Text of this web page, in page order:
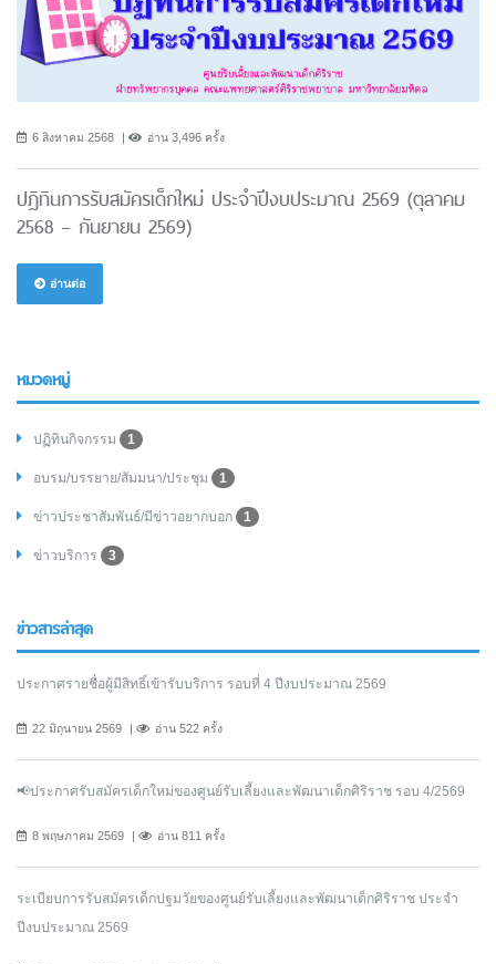
6 สิงหาคม 2568 อ่าน 3,496 ครั้ง
ปฏิทินการรับสมัครเด็กใหม่ ประจำปีงบประมาณ 2569 (ตุลาคม
2568 – กันยายน 2569)
อ่านต่อ
หมวดหมู่
ปฏิทินกิจกรรม 1
อบรม/บรรยาย/สัมมนา/ประชุม 1
ข่าวประชาสัมพันธ์/มีข่าวอยากบอก 1
ข่าวบริการ 3
ข่าวสารล่าสุด
ประกาศรายชื่อผู้มีสิทธิ์เข้ารับบริการ รอบที่ 4 ปีงบประมาณ 2569
22 มิถุนายน 2569 อ่าน 522 ครั้ง
📢ประกาศรับสมัครเด็กใหม่ของศูนย์รับเลี้ยงและพัฒนาเด็กศิริราช รอบ 4/2569
8 พฤษภาคม 2569 อ่าน 811 ครั้ง
ระเบียบการรับสมัครเด็กปฐมวัยของศูนย์รับเลี้ยงและพัฒนาเด็กศิริราช ประจำ
ปีงบประมาณ 2569